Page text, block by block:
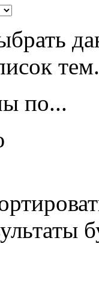
тем.
по...